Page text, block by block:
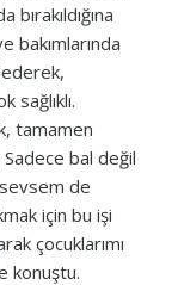
bakımlarında
sağlıklı.
tamamen
bal değil
de
için bu işi
çocuklarımı
konuştu.